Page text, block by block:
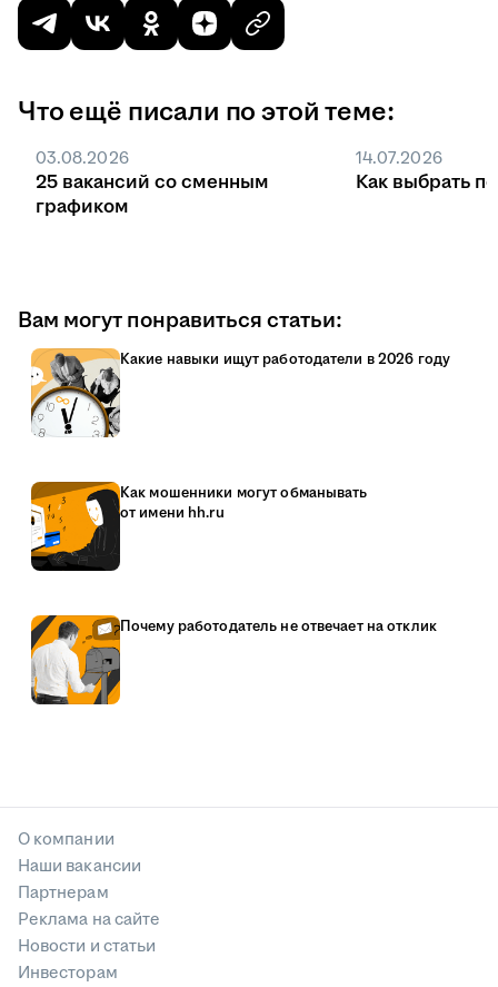
Что ещё писали по этой теме:
03.08.2026
25 вакансий со сменным
графиком
14.07.2026
Как выбрать
Вам могут понравиться статьи:
Какие навыки ищут работодатели в 2026 году
Как мошенники могут обманывать
от имени hh.ru
Почему работодатель не отвечает на отклик
О компании
Наши вакансии
Партнерам
Реклама на сайте
Новости и статьи
Инвесторам